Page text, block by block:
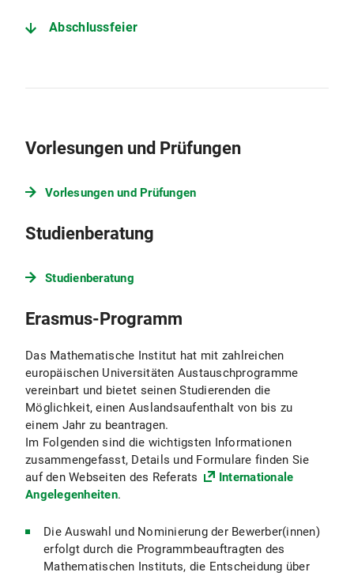
Abschlussfeier
Vorlesungen und Prüfungen
Vorlesungen und Prüfungen
Studienberatung
Studienberatung
Erasmus-Programm
Das Mathematische Institut hat mit zahlreichen
europäischen Universitäten Austauschprogramme
vereinbart und bietet seinen Studierenden die
Möglichkeit, einen Auslandsaufenthalt von bis zu
einem Jahr zu beantragen.
Im Folgenden sind die wichtigsten Informationen
zusammengefasst, Details und Formulare finden Sie
auf den Webseiten des Referats
Internationale
Angelegenheiten.
Die Auswahl und Nominierung der Bewerber(innen)
erfolgt durch die Programmbeauftragten des
Mathematischen Instituts, die Entscheidung über